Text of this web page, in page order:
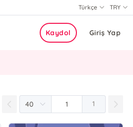
TRY
Türkçe
Giriş Yap
Kaydol
1